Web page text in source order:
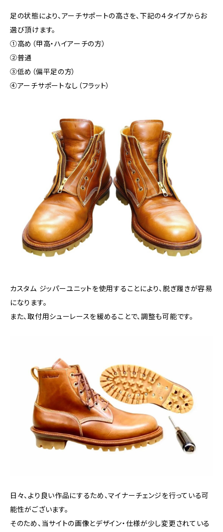
足の状態により、アーチサポートの高さを、下記の４タイプからお
選び頂けます。
①高め（甲高・ハイアーチの方）
②普通
③低め（偏平足の方）
④アーチサポートなし（フラット）
カスタム ジッパーユニットを使用することにより、脱ぎ履きが容易
になります。
また、取付用シューレースを緩めることで、調整も可能です。
日々、より良い作品にするため、マイナーチェンジを行っている可
能性がございます。
そのため、当サイトの画像とデザイン・仕様が少し変更されている